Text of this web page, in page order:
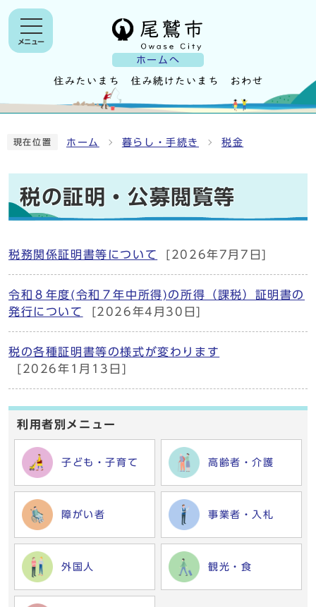
ホームへ
メニュー
現在位置 ホーム 暮らし・手続き 税金
税の証明・公募閲覧等
税務関係証明書等について [2026年7月7日]
令和８年度(令和７年中所得)の所得（課税）証明書の
発行について
[2026年4月30日]
税の各種証明書等の様式が変わります
[2026年1月13日]
利用者別メニュー
子ども・子育て 高齢者・介護
障がい者 事業者・入札
外国人 観光・食